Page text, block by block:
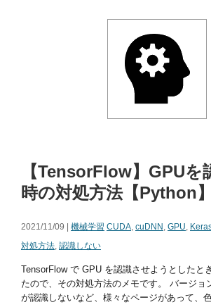
【TensorFlow】GPUを
時の対処方法【Python】
2021/11/09 | 機械学習 CUDA, cuDNN , GPU,
対処方法, 認識しない
TensorFlow で GPU を認識させようとしたと
たので、その対処方法のメモです。 バージョ
が認識しないなど、様々なページがあって、